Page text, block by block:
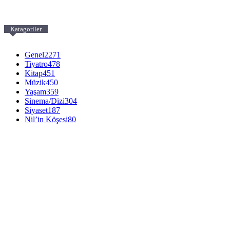
Katagoriler
Genel2271
Tiyatro478
Kitap451
Müzik450
Yaşam359
Sinema/Dizi304
Siyaset187
Nil’in Köşesi80